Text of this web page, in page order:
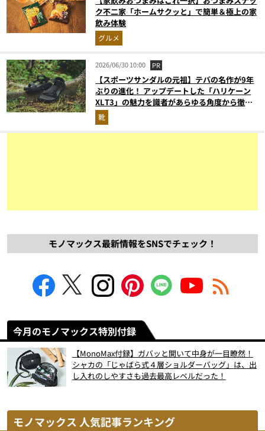
ク不二家「ホームサクッと」で簡単＆極上の家
飲み体験
グルメ
2026/06/30 10:00 PR
【スポーツサンダルの元祖】テバの名作が9年
ぶりの進化！ アップデートした「ハリケーン
XLT3」の魅力を識者があらゆる角度から徹底
解説！
靴
モノマックス最新情報をSNSでチェック！
今月のモノマックス特別付録
【MonoMax付録】ガバッと開いて中身が一目瞭然！
シャカの「じゃばら式４層ショルダーバッグ」は、出
し入れのしやすさも過去最高レベルだった！
モノマックス 人気記事ランキング